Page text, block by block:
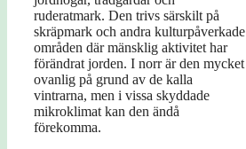
ruderatmark. Den trivs särskilt på
skräpmark och andra kulturpåverkade
områden där mänsklig aktivitet har
förändrat jorden. I norr är den mycket
ovanlig på grund av de kalla
vintrarna, men i vissa skyddade
mikroklimat kan den ändå
förekomma.